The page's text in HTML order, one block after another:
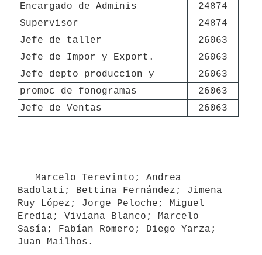
Encargado de Adminis
24874
Supervisor
24874
Jefe de taller
26063
Jefe de Impor y Export.
26063
Jefe depto produccion y
26063
promoc de fonogramas
26063
Jefe de Ventas
26063
Badolati; Bettina Fernández; Jimena
Ruy López; Jorge Peloche; Miguel
Eredia; Viviana Blanco; Marcelo
Sasía; Fabían Romero; Diego Yarza;